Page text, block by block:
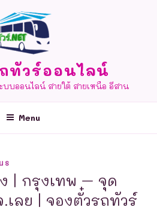
ทัวร์ออนไลน์
บออนไลน์ สายใต้ สายเหนือ อีสาน
Menu
| กรุงเทพ – จุด
เลย | จองตั๋วรถทัวร์